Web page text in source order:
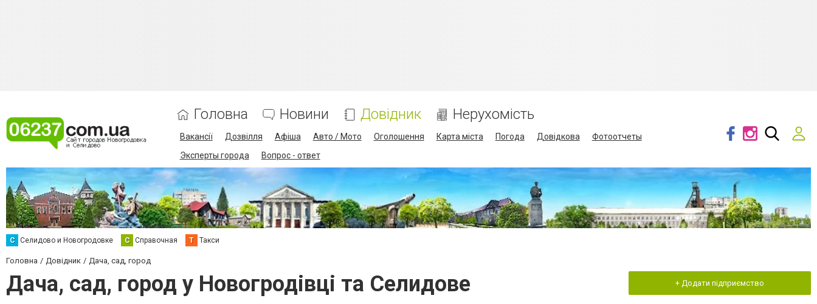
Головна Новини Довідник Нерухомість
Вакансії Дозвілля Афіша Авто / Мото Оголошення Карта міста Погода Довідкова
Фотоотчеты
Эксперты города
Вопрос - ответ
С Селидово и Новогродовке С Справочная Т Такси
Головна Довідник Дача, сад, город
Дача, сад, город у Новогродівці та Селидове + Додати підприємство